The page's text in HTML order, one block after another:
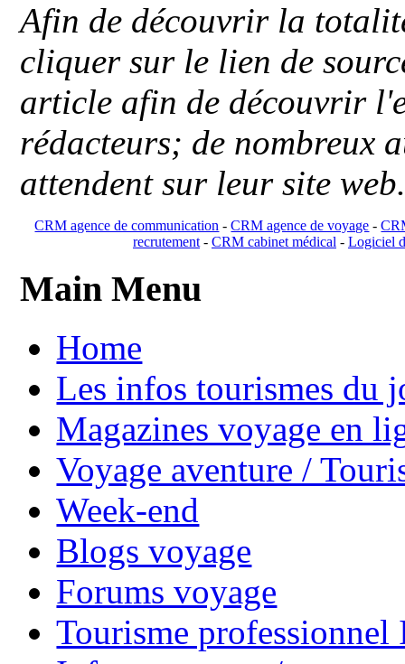
Afin de découvrir la
cliquer sur le lien de
article afin de découvrir
rédacteurs; de nombreux
attendent sur leur site
CRM agence de communication -CRM agence de voyage -
recrutement- CRM cabinet médical- Logiciel
Main Menu
Home
Les infos tourismes du
Magazines voyage en
Voyage aventure /
Week-end
Blogs voyage
Forums voyage
Tourisme